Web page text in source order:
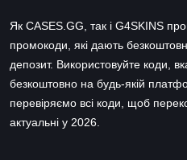
Як CASES.GG, так і G4SKINS
промокоди, які дають
депозит. Використовуйте коди,
безкоштовно на будь-якій
перевіряємо всі коди, щоб
актуальні у 2026.